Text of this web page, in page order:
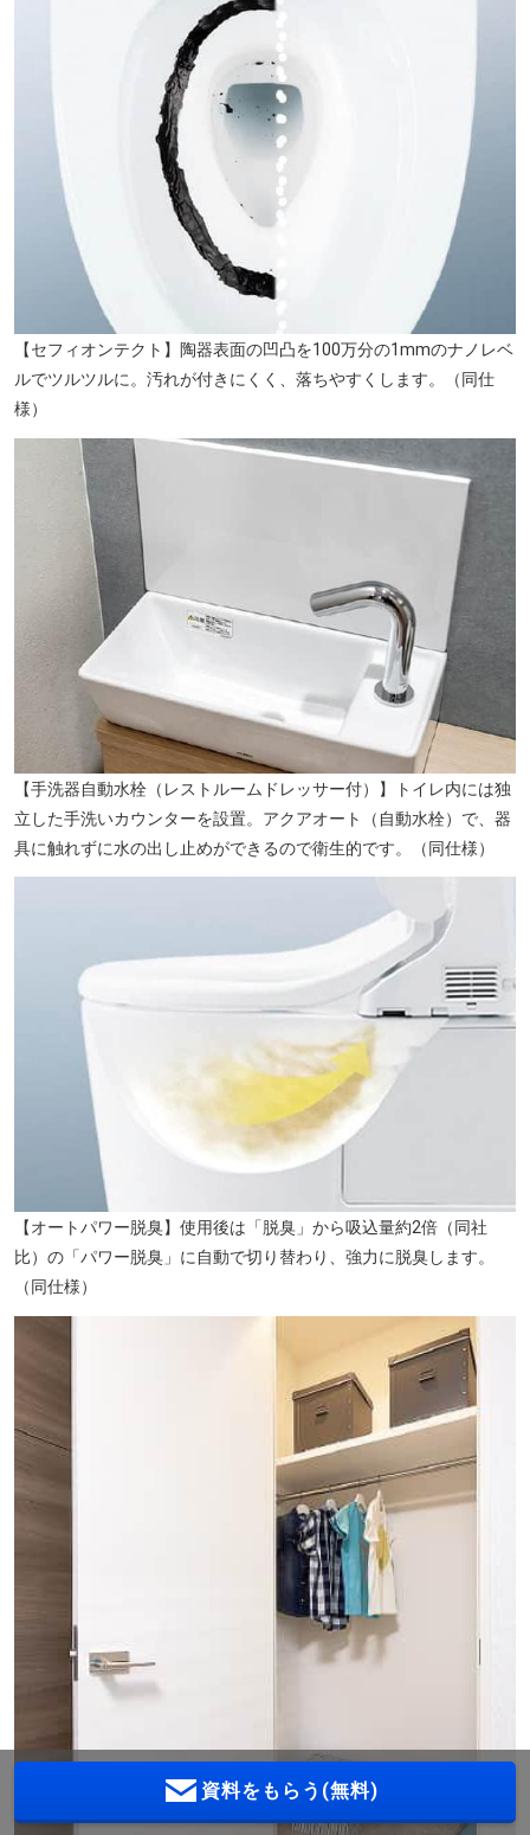
【セフィオンテクト】陶器表面の凹凸を100万分の1mmのナノレベ
ルでツルツルに。汚れが付きにくく、落ちやすくします。（同仕
様）
【手洗器自動水栓（レストルームドレッサー付）】トイレ内には独
立した手洗いカウンターを設置。アクアオート（自動水栓）で、器
具に触れずに水の出し止めができるので衛生的です。（同仕様）
【オートパワー脱臭】使用後は「脱臭」から吸込量約2倍（同社
比）の「パワー脱臭」に自動で切り替わり、強力に脱臭します。
（同仕様）
資料をもらう(無料)